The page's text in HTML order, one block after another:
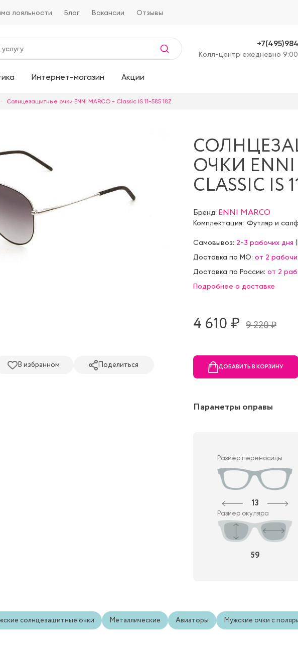
лояльности Блог Вакансии Отзывы
Kолл-центр ежедневно
Интернет-магазин Акции
Солнцезащитные очки ENNI MARCO - Classic IS 11-585 18Z
В избранном Поделиться
ОЧКИ ENNI
CLASSIC IS
Бренд:ENNI MARCO
Комплектация: Футляр и
Самовывоз: 2-3 рабочих дня (
Доставка по МО: от 2
Доставка по России: от 2
Подробнее о доставке
4 610 ₷ 9 220 ₷
ДОБАВИТЬ В КОРЗИНУ
Параметры оправы
Размер переносицы
13
Размер окуляра
59
солнцезащитные очки Металлические Авиаторы Мужские очки с